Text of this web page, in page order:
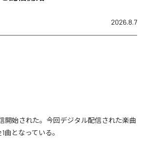
2026.8.7
開始された。今回デジタル配信された楽曲
曲となっている。